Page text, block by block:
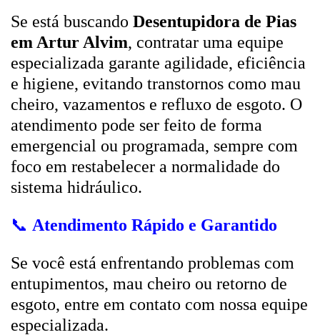
Se está buscando Desentupidora de Pias
em Artur Alvim, contratar uma equipe
especializada garante agilidade, eficiência
e higiene, evitando transtornos como mau
cheiro, vazamentos e refluxo de esgoto. O
atendimento pode ser feito de forma
emergencial ou programada, sempre com
foco em restabelecer a normalidade do
sistema hidráulico.
📞 Atendimento Rápido e Garantido
Se você está enfrentando problemas com
entupimentos, mau cheiro ou retorno de
esgoto, entre em contato com nossa equipe
especializada.